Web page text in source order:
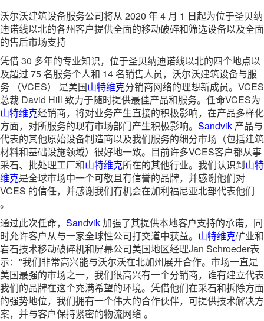
沃尔沃建筑设备服务公司将从 2020 年 4 月 1 日起为位于圣贝纳
迪诺线以北的各州客户提供全面的移动破碎和筛选设备以及全面
的售后市场支持
凭借 30 多年的专业知识，位于圣贝纳迪诺线以北的四个地点以
及超过 75 名服务个人和 14 名销售人员，沃尔沃建筑设备与服
务 （VCES） 是美国山特维克分销商网络的理想新成员。VCES
总裁 David Hill 致力于随时提供最佳产品和服务。任命VCES为
山特维克经销商，将对业务产生直接的积极影响，在产品多样化
方面，对所服务的现有市场部门产生积极影响。 Sandvik 产品与
代表的其他原始设备制造商以及我们服务的细分市场（包括建筑
材料和基础设施领域）很好地一致。目前许多VCES客户都从事
采石、批处理工厂和山特维克所在的其他行业。我们认识到山特
维克是全球市场中一个可敬且有信誉的品牌，并感谢他们对
VCES 的信任，并感谢我们有机会在加利福尼亚北部代表他们
。
通过此次任命， Sandvik加强了其提供本地客户支持的承诺，同
时允许客户从与一家全球性公司打交道中获益。 山特维克矿业和
岩石技术移动破碎机和屏幕公司美国地区经理Jan Schroeder表
示："我们非常高兴能与沃尔沃在北加州展开合作。市场一直是
美国最强的市场之一，我们很高兴有一个分销商，谁有建立代表
我们的品牌在这个充满希望的环境。凭借他们在采石和拆除方面
的强势地位，我们拥有一个伟大的合作伙伴，可提供技术解决方
案，并与客户保持紧密的物流网络 。